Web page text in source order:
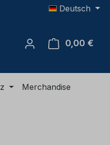
Deutsch
0,00 €
Merchandise